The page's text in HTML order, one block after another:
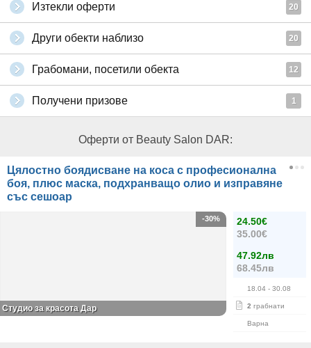
Изтекли оферти 20
Други обекти наблизо 20
Грабомани, посетили обекта 12
Получени призове 1
Оферти от Beauty Salon DAR:
Цялостно боядисване на коса с професионална
боя, плюс маска, подхранващо олио и изправяне
със сешоар
24.50€
35.00€
47.92лв
68.45лв
18.04 - 30.08
2 грабнати
Варна
-30%
Студио за красота Дар